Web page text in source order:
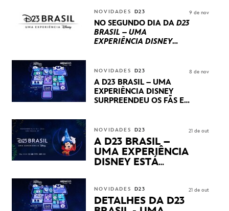
INTERNACIONAIS E
PRODUÇÕES BRASILEIRAS
NOVIDADES D23
NO SEGUNDO DIA DA D23
BRASIL – UMA
EXPERIÊNCIA DISNEY
STUDIOS REVELARAM
PRÉVIAS E NOVIDADES
DOS SEUS PRÓXIMOS
LANÇAMENTOS
9 de nov
NOVIDADES D23
A D23 BRASIL – UMA
EXPERIÊNCIA DISNEY
SURPREENDEU OS FÃS EM
APRESENTAÇÕES E
PRODUTOS EXCLUSIVOS
NO TRANSAMÉRICA EXPO
CENTER EM SÃO PAULO
8 de nov
NOVIDADES D23
A D23 BRASIL –
UMA EXPERIÊNCIA
DISNEY ESTÁ
21 de out
NOVIDADES D23
DETALHES DA D23
21 de out